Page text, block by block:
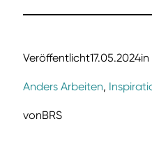
Veröffentlicht17.05.2024in
Anders Arbeiten,
vonBRS